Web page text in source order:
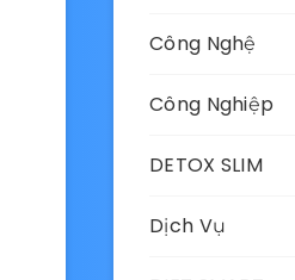
Công Nghệ
Công Nghiệp
DETOX SLIM
Dịch Vụ